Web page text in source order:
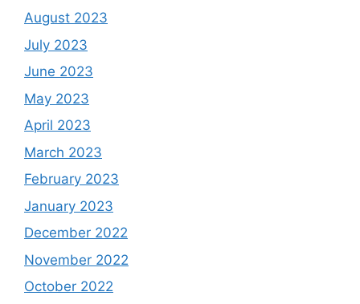
August 2023
July 2023
June 2023
May 2023
April 2023
March 2023
February 2023
January 2023
December 2022
November 2022
October 2022